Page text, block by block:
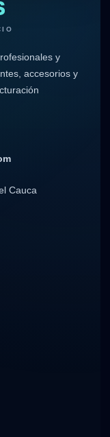
y
accesorios y
Cauca